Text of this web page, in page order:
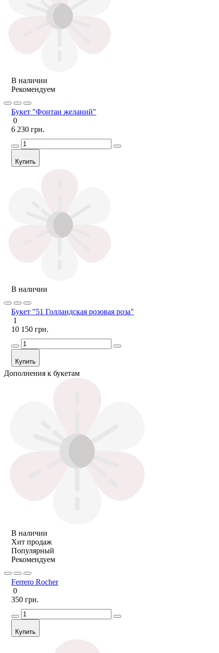
В наличии
Рекомендуем
Букет "Фонтан желаний"
0
6 230 грн.
Купить
В наличии
Букет "51 Голландская розовая роза"
1
10 150 грн.
Купить
Дополнения к букетам
В наличии
Хит продаж
Популярный
Рекомендуем
Ferrero Rocher
0
350 грн.
Купить